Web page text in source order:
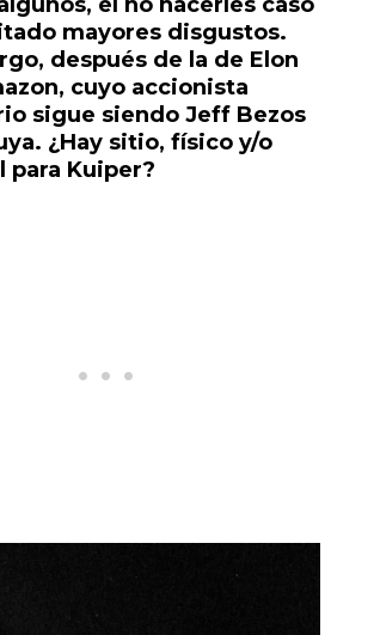
mayores disgustos.
después de la de Elon
cuyo accionista
sigue siendo Jeff Bezos
¿Hay sitio, físico y/o
para Kuiper?